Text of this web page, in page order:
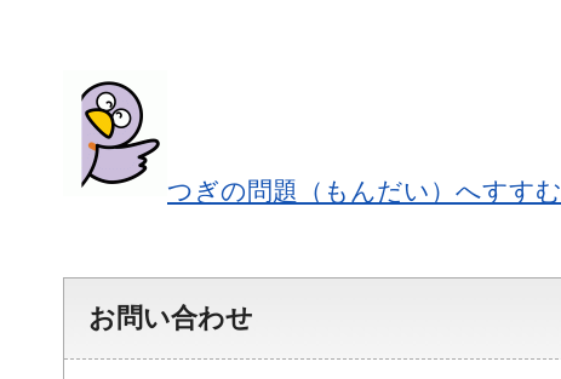
つぎの問題（もんだい）へすすむ
お問い合わせ